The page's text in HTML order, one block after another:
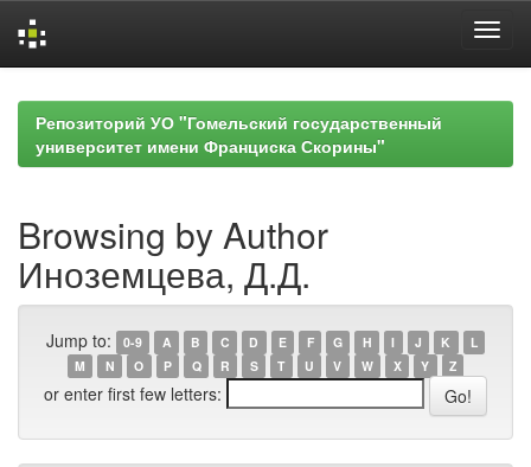
navigationРепозиторий УО "Гомельский государственный
университет имени Франциска Скорины"
Browsing by Author
Иноземцева, Д.Д.
Jump to: 0-9 A B C D E F G H I J K
L
M
N O P Q R S T U V W X Y Z
or enter first few letters: